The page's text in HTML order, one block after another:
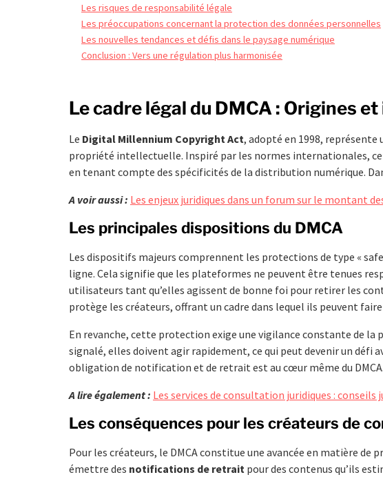
Les risques de responsabilité légale
Les préoccupations concernant la protection des données personnelles
Les nouvelles tendances et défis dans le paysage numérique
Conclusion : Vers une régulation plus harmonisée
Le cadre légal du DMCA : Origines
Le Digital Millennium Copyright Act, adopté en 1998, représente
propriété intellectuelle. Inspiré par les normes internationales,
en tenant compte des spécificités de la distribution numérique.
A voir aussi : Les enjeux juridiques dans un forum sur le montant
Les principales dispositions du DMCA
Les dispositifs majeurs comprennent les protections de type «
ligne. Cela signifie que les plateformes ne peuvent être tenues
utilisateurs tant qu’elles agissent de bonne foi pour retirer les
protège les créateurs, offrant un cadre dans lequel ils peuvent
En revanche, cette protection exige une vigilance constante de la
signalé, elles doivent agir rapidement, ce qui peut devenir un défi
obligation de notification et de retrait est au cœur même du DMCA.
A lire également : Les services de consultation juridiques : conseils
Les conséquences pour les créateurs de
Pour les créateurs, le DMCA constitue une avancée en matière de
émettre des notifications de retrait pour des contenus qu’ils